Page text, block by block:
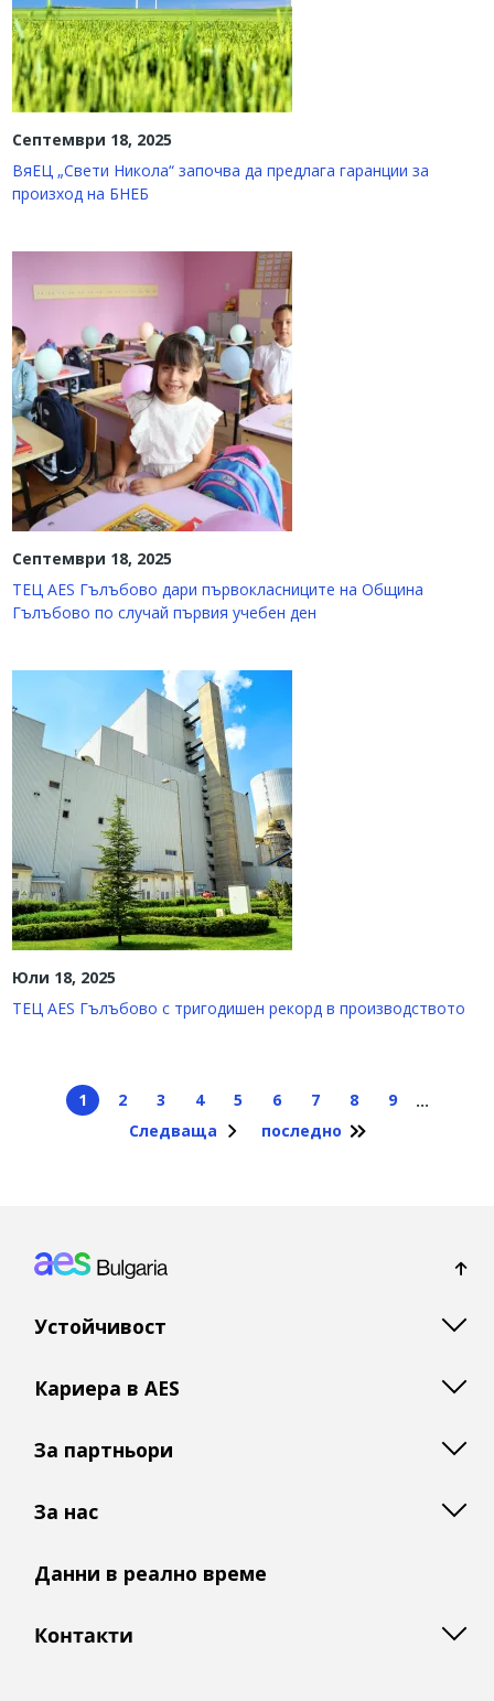
Септември 18, 2025
ВяЕЦ „Свети Никола“ започва да предлага гаранции за
произход на БНЕБ
Септември 18, 2025
ТЕЦ AES Гълъбово дари първокласниците на Община
Гълъбово по случай първия учебен ден
Юли 18, 2025
ТЕЦ AES Гълъбово с тригодишен рекорд в производството
Pagination
Current page
1 Страница
2 Страница
3 Страница
4 Страница
5 Страница
6 Страница
7 Страница
8 Страница
9
…
Next page
Следваща Last page
последно
Footer: Bulgaria
Устойчивост
Кариера в AES
За партньори
За нас
Данни в реално време
Контакти